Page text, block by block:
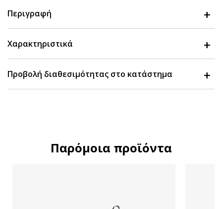
Περιγραφή
Χαρακτηριστικά
Προβολή διαθεσιμότητας στο κατάστημα
Παρόμοια προϊόντα